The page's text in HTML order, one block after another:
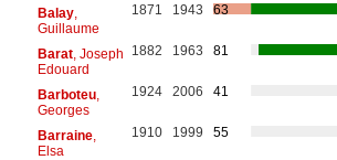
Balay,
Guillaume
1871 1943 63
Barat, Joseph
Edouard
1882 1963 81
Barboteu,
Georges
1924 2006 41
Barraine,
Elsa
1910 1999 55